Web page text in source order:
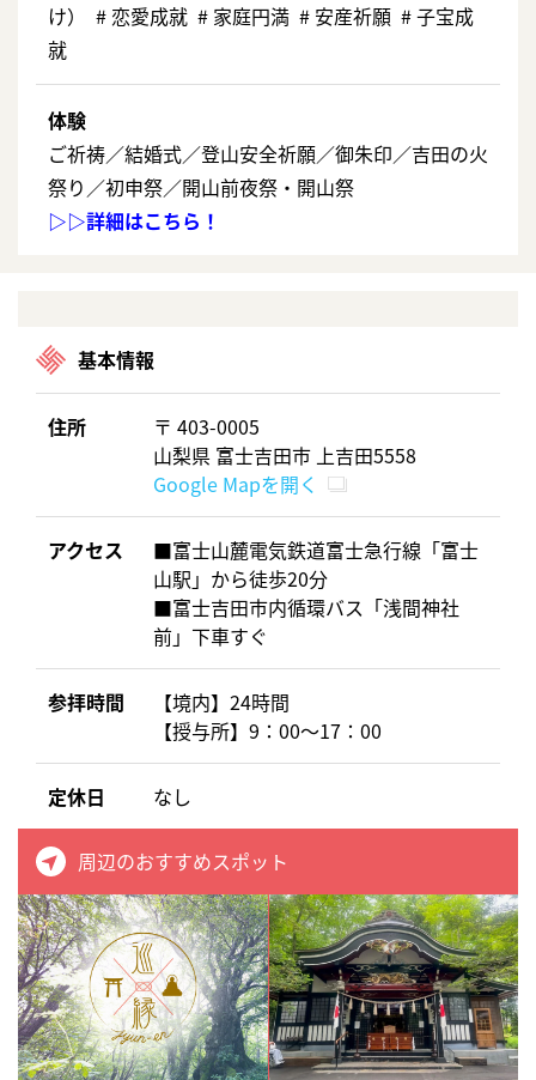
け） # 恋愛成就 # 家庭円満 # 安産祈願 # ⼦宝成
就
体験
ご祈祷／結婚式／登山安全祈願／御朱印／吉田の火
祭り／初申祭／開山前夜祭・開山祭
▷▷詳細はこちら！
基本情報
住所
〒 403-0005
山梨県 富士吉田市 上吉田5558
Google Mapを開く
アクセス
■富士山麓電気鉄道富士急行線「富士
山駅」から徒歩20分
■富士吉田市内循環バス「浅間神社
前」下車すぐ
参拝時間
【境内】24時間
【授与所】9：00～17：00
定休日 なし
周辺のおすすめスポット